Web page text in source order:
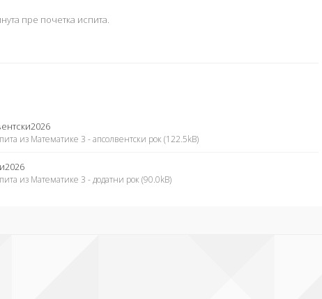
пре почетка испита.
из Математике 3 - апсолвентски рок (122.5kB)
из Математике 3 - додатни рок (90.0kB)